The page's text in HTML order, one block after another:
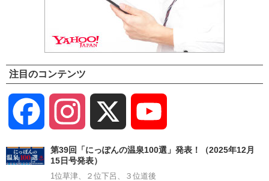
注目のコンテンツ
Facebook Instagram
Channel
第39回「にっぽんの温泉100選」発表！（2025年12月
15日号発表）
1位草津、２位下呂、３位道後